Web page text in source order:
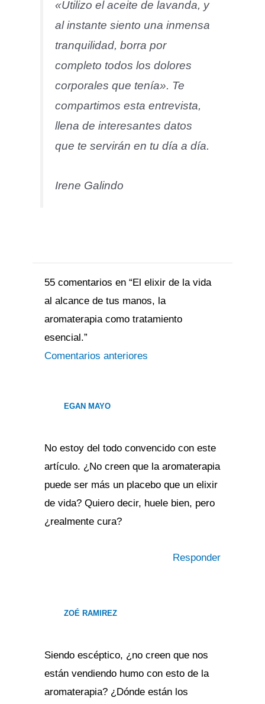
«Utilizo el aceite de lavanda, y
al instante siento una inmensa
tranquilidad, borra por
completo todos los dolores
corporales que tenía». Te
compartimos esta entrevista,
llena de interesantes datos
que te servirán en tu día a día.
Irene Galindo
55 comentarios en “El elixir de la vida
al alcance de tus manos, la
aromaterapia como tratamiento
esencial.”
Comentarios
siguientes
Comentarios anteriores
EGAN MAYO
No estoy del todo convencido con este
artículo. ¿No creen que la aromaterapia
puede ser más un placebo que un elixir
de vida? Quiero decir, huele bien, pero
¿realmente cura?
Responder
ZOÉ RAMIREZ
Siendo escéptico, ¿no creen que nos
están vendiendo humo con esto de la
aromaterapia? ¿Dónde están los
Comentarios
siguientes